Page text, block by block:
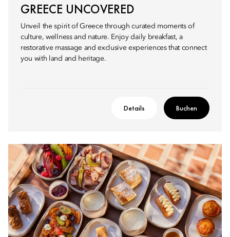
GREECE UNCOVERED
Unveil the spirit of Greece through curated moments of
culture, wellness and nature. Enjoy daily breakfast, a
restorative massage and exclusive experiences that connect
you with land and heritage.
Details Buchen